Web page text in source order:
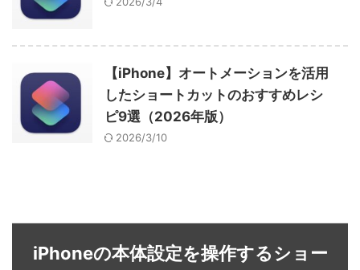
【iPhone】オートメーションを活用
したショートカットのおすすめレシ
ピ9選（2026年版）
2026/3/10
iPhoneの本体設定を操作するショー